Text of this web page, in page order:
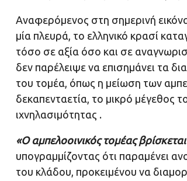
Αναφερόμενος στη σημερινή
μία πλευρά, το ελληνικό κρασί
τόσο σε αξία όσο και σε
δεν παρέλειψε να επισημάνει τα
του τομέα, όπως η μείωση των
δεκαπενταετία, το μικρό μέγεθος
ιχνηλασιμότητας .
«Ο αμπελοοινικός τομέας
υπογραμμίζοντας ότι παραμένει
του κλάδου, προκειμένου να